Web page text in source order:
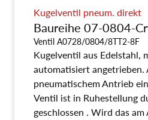
Kugelventil pneum. direkt
Baureihe 07-0804-
Ventil A0728/0804/8TT2-8F
Kugelventil aus Edelstahl,
automatisiert
pneumatischem Antrieb
Ventil ist in Ruhestellung
geschlossen . Wird das